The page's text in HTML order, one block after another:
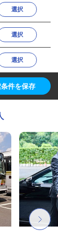
選択
選択
選択
件を保存